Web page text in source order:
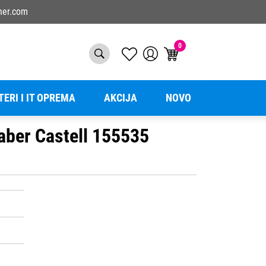
0
I IT OPREMA AKCIJA NOVO
Castell 155535